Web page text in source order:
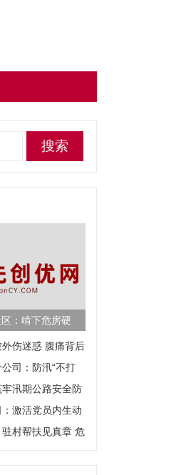
：啃下危房硬
安...
伤迷惑 腹痛背后
司：防汛“不打
汛期公路安全防
激活党员内生动
村帮扶见真章 危